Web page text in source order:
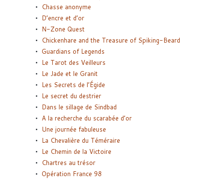
Chasse anonyme
D’encre et d’or
N-Zone Quest
Chickenhare and the Treasure of Spiking-Beard
Guardians of Legends
Le Tarot des Veilleurs
Le Jade et le Granit
Les Secrets de l’Égide
Le secret du destrier
Dans le sillage de Sindbad
A la recherche du scarabée d’or
Une journée fabuleuse
La Chevalière du Téméraire
Le Chemin de la Victoire
Chartres au trésor
Opération France 98